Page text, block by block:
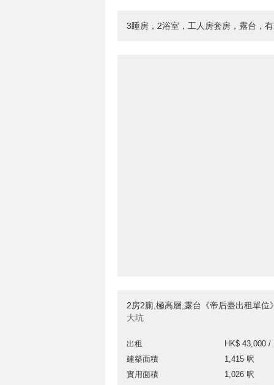
3睡房，2浴室，工人房套房，露台，
2房2廁,極高層,露台《帝后臺出租單位
大坑
出租
HK$ 43,000 /
建築面積
1,415 呎
實用面積
1,026 呎